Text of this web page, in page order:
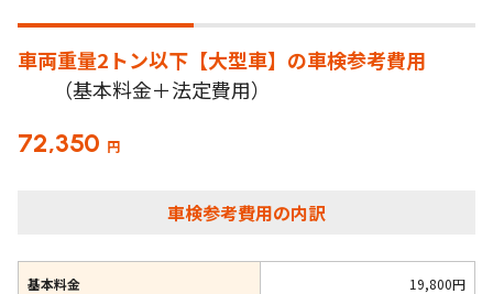
車両重量2トン以下【大型車】の車検参考費用
（基本料金＋法定費用）
72,350 円
車検参考費用の内訳
基本料金 19,800円